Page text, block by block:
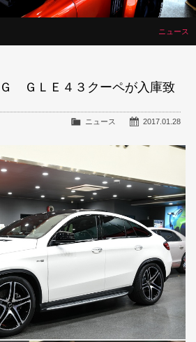
ニュース
ＧＬＥ４３クーペが入庫致
2017.01.28
ニュース